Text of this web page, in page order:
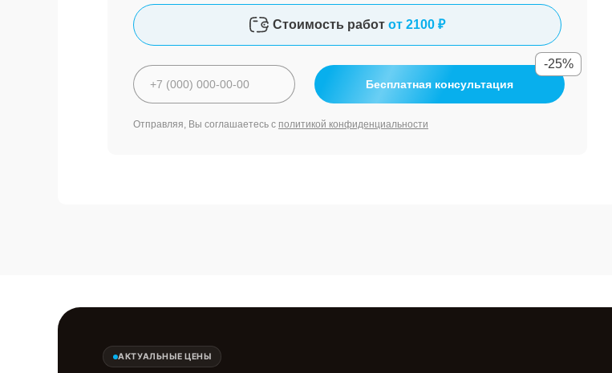
Стоимость работ от 2100 ₽
Бесплатная консультация
-25%
Отправляя, Вы соглашаетесь с политикой конфиденциальности
АКТУАЛЬНЫЕ ЦЕНЫ